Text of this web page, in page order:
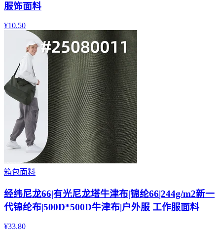
服饰面料
¥10.50
箱包面料
经纬尼龙66|有光尼龙塔牛津布|锦纶66|244g/m2新一
代锦纶布|500D*500D牛津布|户外服 工作服面料
¥33.80